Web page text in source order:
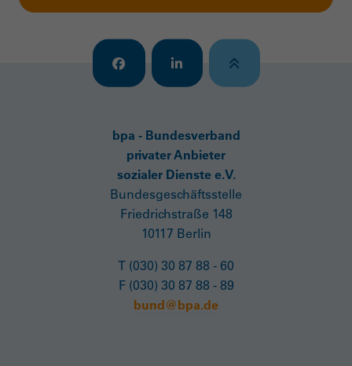
bpa - Bundesverband
privater Anbieter
sozialer Dienste e.V.
Bundesgeschäftsstelle
Friedrichstraße 148
10117 Berlin
T (030) 30 87 88 - 60
F (030) 30 87 88 - 89
bund@bpa.de